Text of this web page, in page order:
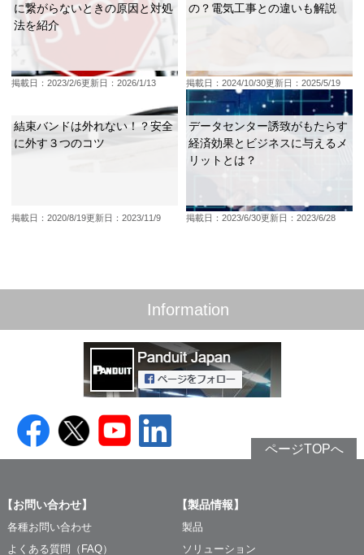
に繋がらないときの原因と対処
法を紹介
掲載日：2023/2/6更新日：2026/1/13
の？電気工事との違いも解説
掲載日：2024/10/30更新日：2025/5/19
結束バンドは外れない！？安全
に外す３つのコツ
掲載日：2020/8/19更新日：2023/11/9
データセンター誘致がもたらす
経済効果とビジネスに与えるメ
リットとは？
掲載日：2023/6/30更新日：2023/6/28
Information
ページTOPへ
【お問い合わせ】
各種お問い合わせ
よくある質問（FAQ）
【製品情報】
製品
ソリューション